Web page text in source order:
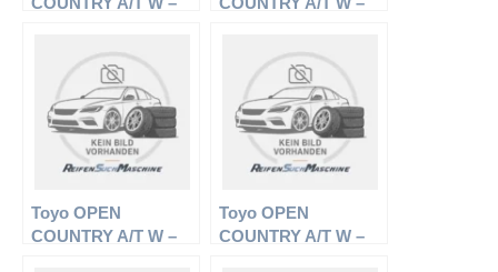
Sommerreifen
Ganzjahresreifen
Toyo OPEN
COUNTRY A/T W –
Toyo OPEN
COUNTRY A/T W –